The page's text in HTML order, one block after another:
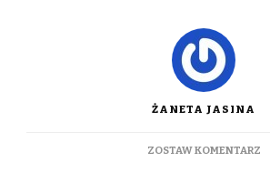
ŻANETA JASINA
ZOSTAW KOMENTARZDO